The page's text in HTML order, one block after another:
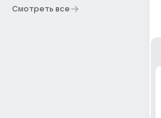
Смотреть все